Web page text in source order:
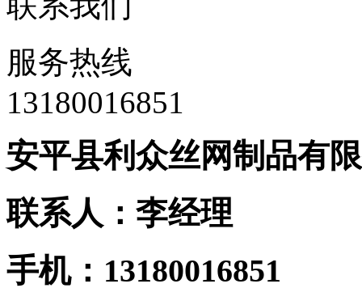
服务热线
13180016851
安平县利众丝网制品有
联系人：李经理
手机：13180016851